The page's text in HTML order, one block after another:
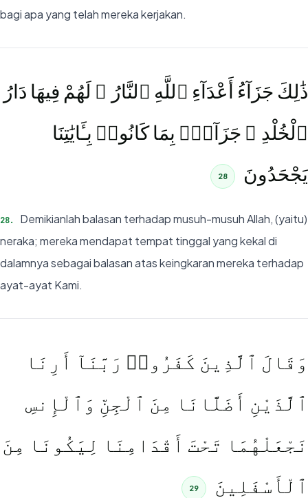
bagi apa yang telah mereka kerjakan.
ذَٰلِكَ جَزَآءُ أَعْدَآءِ ٱللَّهِ ٱلنَّارُ ۖ لَهُمْ فِيهَا دَارُ
ٱلْخُلْدِ ۖ جَزَآءًۢ بِمَا كَانُوا۟ بِـَٔايَٰتِنَا
يَجْحَدُونَ
28
28.
Demikianlah balasan terhadap musuh-musuh Allah, (yaitu)
neraka; mereka mendapat tempat tinggal yang kekal di
dalamnya sebagai balasan atas keingkaran mereka terhadap
ayat-ayat Kami.
وَقَالَ ٱلَّذِينَ كَفَرُوا۟ رَبَّنَآ أَرِنَا
ٱلَّذَيْنِ أَضَلَّانَا مِنَ ٱلْجِنِّ وَٱلْإِنسِ
نَجْعَلْهُمَا تَحْتَ أَقْدَامِنَا لِيَكُونَا مِنَ
ٱلْأَسْفَلِينَ
29